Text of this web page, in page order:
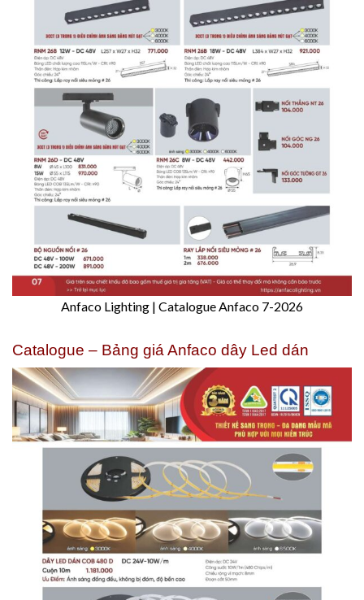
Anfaco Lighting | Catalogue Anfaco 7-2026
Catalogue – Bảng giá Anfaco dây Led dán